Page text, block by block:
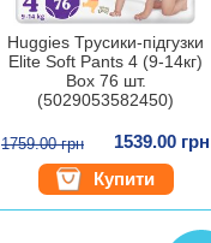
Huggies Трусики-підгузки
Elite Soft Pants 4 (9-14кг)
Box 76 шт.
(5029053582450)
1759.00 грн
1539.00 грн
Купити